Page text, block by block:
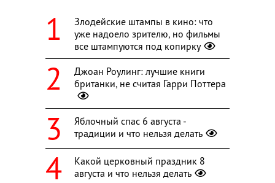
Злодейские штампы в кино: что
уже надоело зрителю, но фильмы
все штампуются под копирку
Джоан Роулинг: лучшие книги
британки, не считая Гарри Поттера
Яблочный спас 6 августа -
традиции и что нельзя делать
Какой церковный праздник 8
августа и что нельзя делать